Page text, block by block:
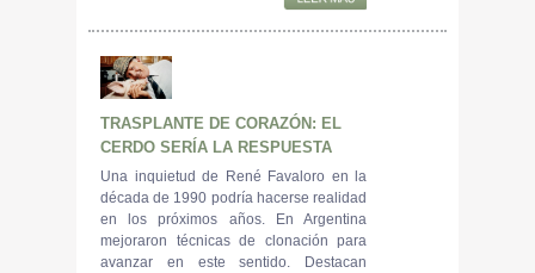
TRASPLANTE DE CORAZÓN: EL
CERDO SERÍA LA RESPUESTA
Una inquietud de René Favaloro en la
década de 1990 podría hacerse realidad
en los próximos años. En Argentina
mejoraron técnicas de clonación para
avanzar en este sentido. Destacan